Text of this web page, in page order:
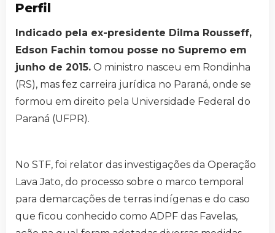
Perfil
Indicado pela ex-presidente Dilma Rousseff,
Edson Fachin tomou posse no Supremo em
junho de 2015. O ministro nasceu em Rondinha
(RS), mas fez carreira jurídica no Paraná, onde se
formou em direito pela Universidade Federal do
Paraná (UFPR).
No STF, foi relator das investigações da Operação
Lava Jato, do processo sobre o marco temporal
para demarcações de terras indígenas e do caso
que ficou conhecido como ADPF das Favelas,